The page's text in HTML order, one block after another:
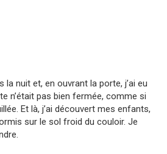
la nuit et, en ouvrant la porte, j’ai eu
n’était pas bien fermée, comme si
Et là, j’ai découvert mes enfants,
sur le sol froid du couloir. Je